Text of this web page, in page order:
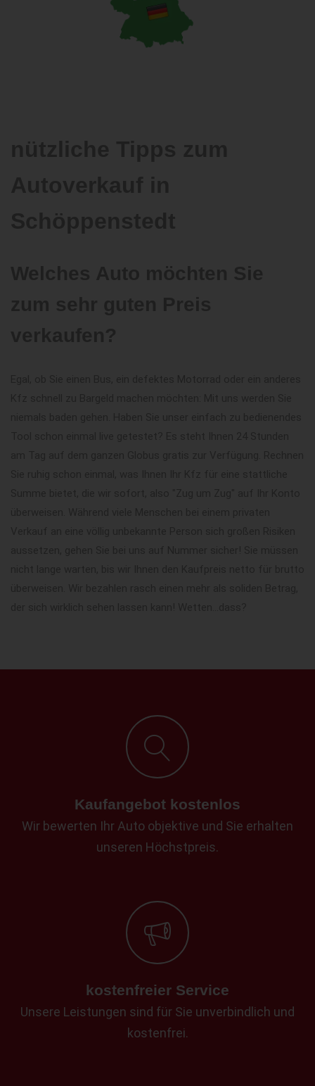
Kaufangebot kostenlos
Wir bewerten Ihr Auto objektive und Sie erhalten
unseren Höchstpreis.
kostenfreier Service
Unsere Leistungen sind für Sie unverbindlich und
kostenfrei.